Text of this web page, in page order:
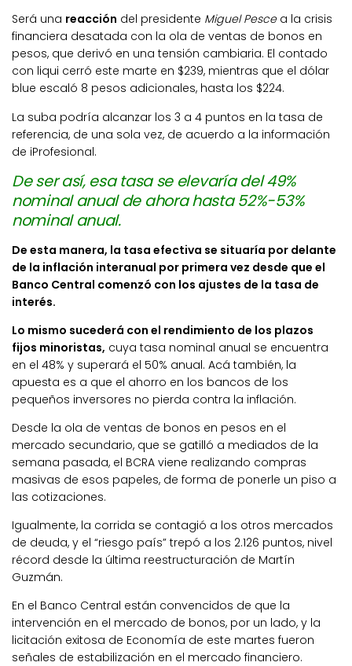
Será una reacción del presidente Miguel Pescea la crisis
financiera desatada con la ola de ventas de bonos en
pesos, que derivó en una tensión cambiaria. El contado
con liqui cerró este marte en $239, mientras que el dólar
blue escaló 8 pesos adicionales, hasta los $224.
La suba podría alcanzar los 3 a 4 puntos en la tasa de
referencia, de una sola vez, de acuerdo a la información
de iProfesional.
De ser así, esa tasa se elevaría del 49%
nominal anual de ahora hasta 52%-53%
nominal anual.
De esta manera, la tasa efectiva se situaría por delante
de la inflación interanual por primera vez desde que el
Banco Central comenzó con los ajustes de la tasa de
interés.
Lo mismo sucederá con el rendimiento de los plazos
fijos minoristas, cuya tasa nominal anual se encuentra
en el 48% y superará el 50% anual. Acá también, la
apuesta es a que el ahorro en los bancos de los
pequeños inversores no pierda contra la inflación.
Desde la ola de ventas de bonos en pesos en el
mercado secundario, que se gatilló a mediados de la
semana pasada, el BCRA viene realizando compras
masivas de esos papeles, de forma de ponerle un piso a
las cotizaciones.
Igualmente, la corrida se contagió a los otros mercados
de deuda, y el “riesgo país” trepó a los 2.126 puntos, nivel
récord desde la última reestructuración de Martín
Guzmán.
En el Banco Central están convencidos de que la
intervención en el mercado de bonos, por un lado, y la
licitación exitosa de Economía de este martes fueron
señales de estabilización en el mercado financiero.